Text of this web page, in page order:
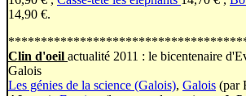
14,90 €.
Clin d'oeil actualité 2011 : le bicentenaire
Galois
Les génies de la science (Galois), Galois (par